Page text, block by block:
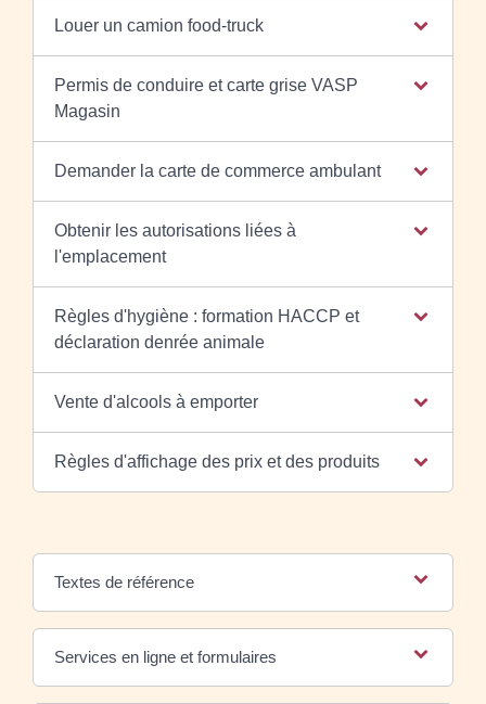
Louer un camion food-truck
Permis de conduire et carte grise VASP
Magasin
Demander la carte de commerce ambulant
Obtenir les autorisations liées à
l'emplacement
Règles d'hygiène : formation HACCP et
déclaration denrée animale
Vente d'alcools à emporter
Règles d'affichage des prix et des produits
Textes de référence
Services en ligne et formulaires